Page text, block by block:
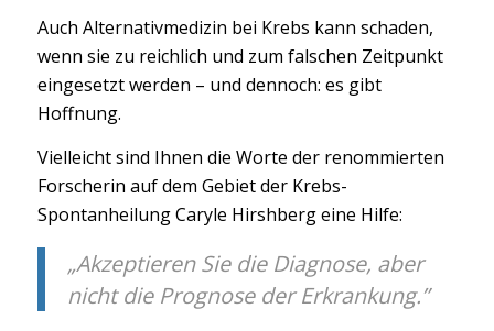
Auch Alternativmedizin bei Krebs kann schaden,
wenn sie zu reichlich und zum falschen Zeitpunkt
eingesetzt werden – und dennoch: es gibt
Hoffnung.
Vielleicht sind Ihnen die Worte der renommierten
Forscherin auf dem Gebiet der Krebs-
Spontanheilung Caryle Hirshberg eine Hilfe:
„Akzeptieren Sie die Diagnose, aber
nicht die Prognose der Erkrankung.”